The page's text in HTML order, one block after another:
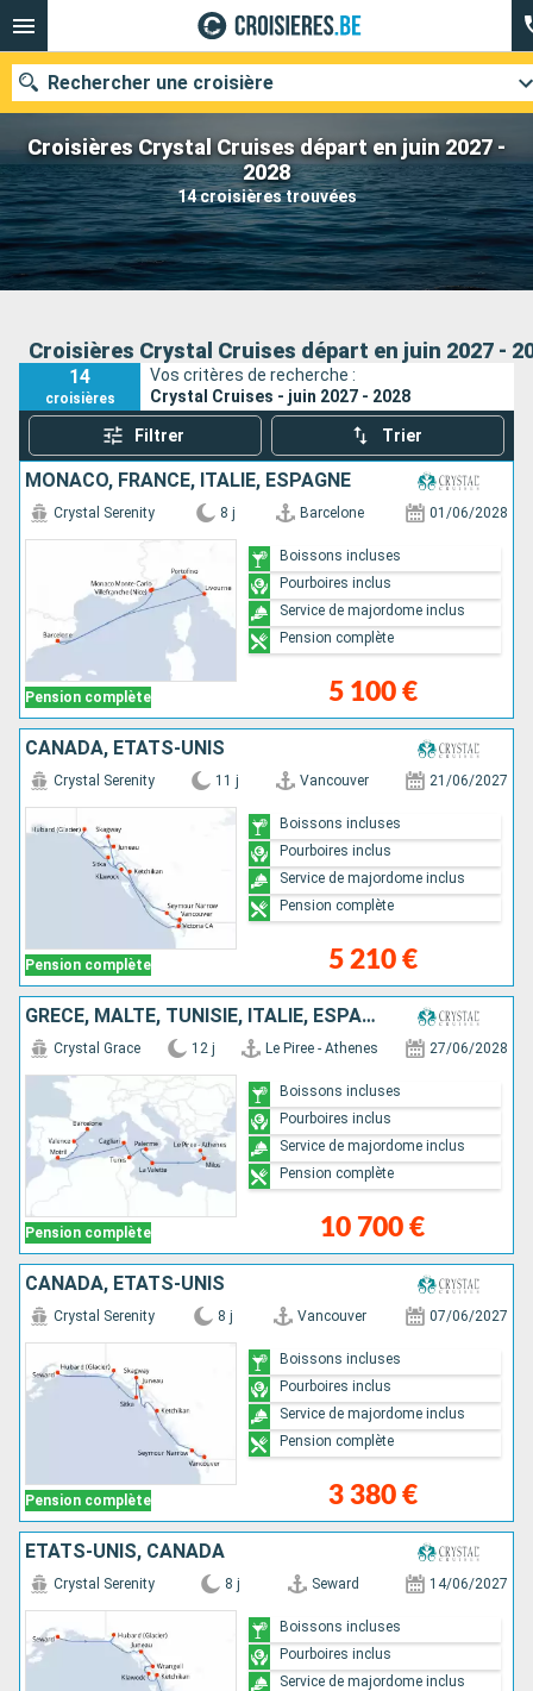
Croisières Crystal Cruises départ en juin 2027 -
2028
14 croisières trouvées
Rechercher une croisière
Nos destinations
Mois de départ
Rechercher
Croisières Crystal Cruises départ en juin 2027 -
14
croisières
Vos critères de recherche :
Crystal Cruises - juin 2027 - 2028
Filtrer Trier
MONACO, FRANCE, ITALIE, ESPAGNE
Pension complète
Crystal Serenity 8 j Barcelone 01/06/2028
5 100 €
Boissons incluses
Pourboires inclus
Service de majordome inclus
Pension complète
CANADA, ÉTATS-UNIS
Pension complète
Crystal Serenity 11 j Vancouver 21/06/2027
5 210 €
Boissons incluses
Pourboires inclus
Service de majordome inclus
Pension complète
GRÈCE, MALTE, TUNISIE, ITALIE, ESPAGNE
Pension complète
Crystal Grace 12 j Le Piree - Athenes 27/06/2028
10 700 €
Boissons incluses
Pourboires inclus
Service de majordome inclus
Pension complète
CANADA, ÉTATS-UNIS
Pension complète
Crystal Serenity 8 j Vancouver 07/06/2027
3 380 €
Boissons incluses
Pourboires inclus
Service de majordome inclus
Pension complète
ÉTATS-UNIS, CANADA
Crystal Serenity 8 j Seward 14/06/2027
Boissons incluses
Pourboires inclus
Service de majordome inclus